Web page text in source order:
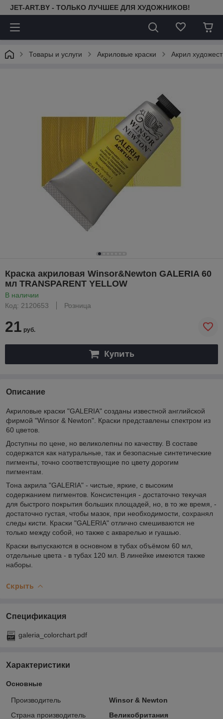
JET-ART.BY - ТОЛЬКО ЛУЧШЕЕ ДЛЯ ХУДОЖНИКОВ!
Товары и услуги Акриловые краски Акрил
Краска акриловая Winsor&Newton GALERIA 60
мл TRANSPARENT YELLOW
В наличии
Код: 2120653
Розница
21 руб.
Купить
Описание
Акриловые краски "GALERIA" созданы известной английской
фирмой "Winsor & Newton". Краски представлены спектром из
60 цветов.
Доступны по цене, но великолепны по качеству. В составе
содержатся как натуральные, так и безопасные синтетические
пигменты, точно соответствующие по цвету дорогим
пигментам.
Тона акрила "GALERIA" - чистые, яркие, с высоким
содержанием пигментов. Консистенция - достаточно текучая
для быстрого покрытия больших площадей, но, в то же время, -
достаточно густая, чтобы мазок, при необходимости, сохранял
следы кисти. Краски "GALERIA" отлично смешиваются не
только между собой, но также с акварелью и гуашью.
Краски выпускаются в основном в тубах объёмом 60 мл,
отдельные цвета - в тубах 120 мл. В линейке имеются также
наборы.
Скрыть
Спецификация
galeria_colorchart.pdf
Характеристики
Основные
Производитель
Winsor & Newton
Страна производитель
Великобритания